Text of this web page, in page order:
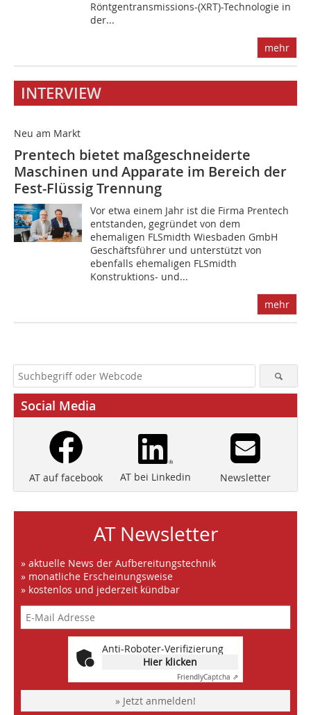
Röntgentransmissions-(XRT)-Technologie in
der...
mehr
INTERVIEW
Neu am Markt
Prentech bietet maßgeschneiderte
Maschinen und Apparate im Bereich der
Fest-Flüssig Trennung
Vor etwa einem Jahr ist die Firma Prentech
entstanden, gegründet von dem
ehemaligen FLSmidth Wiesbaden GmbH
Geschäftsführer und unterstützt von
ebenfalls ehemaligen FLSmidth
Konstruktions- und...
mehr
Social Media
AT auf facebook AT bei Linkedin Newsletter
AT Newsletter
» aktuelle News der Aufbereitungstechnik
» monatliche Erscheinungsweise
» kostenlos und jederzeit kündbar
Anti-Roboter-Verifizierung
Hier klicken
FriendlyCaptcha ⇗
» Jetzt anmelden!